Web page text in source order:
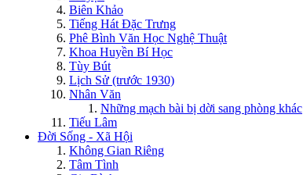
Biên Khảo
Tiếng Hát Đặc Trưng
Phê Bình Văn Học Nghệ Thuật
Khoa Huyền Bí Học
Tùy Bút
Lịch Sử (trước 1930)
Nhân Văn
Những mạch bài bị dời sang phòng khác
Tiếu Lâm
Đời Sống - Xã Hội
Không Gian Riêng
Tâm Tình